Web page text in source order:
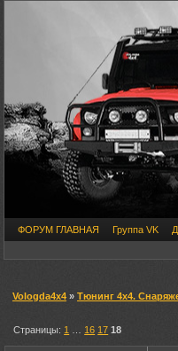
ФОРУМ ГЛАВНАЯ Группа VK
Vologda4x4 » Тюнинг 4х4.
Страницы: 1 16 17 18